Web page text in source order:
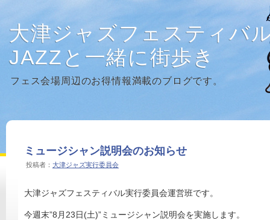
大津ジャズフェスティバ
JAZZと一緒に街歩き
フェス会場周辺のお得情報満載のブログです。
ミュージシャン説明会のお知らせ
投稿者： 大津ジャズ実行委員会
大津ジャズフェスティバル実行委員会運営班です。
今週末”8月23日(土)”ミュージシャン説明会を実施します。